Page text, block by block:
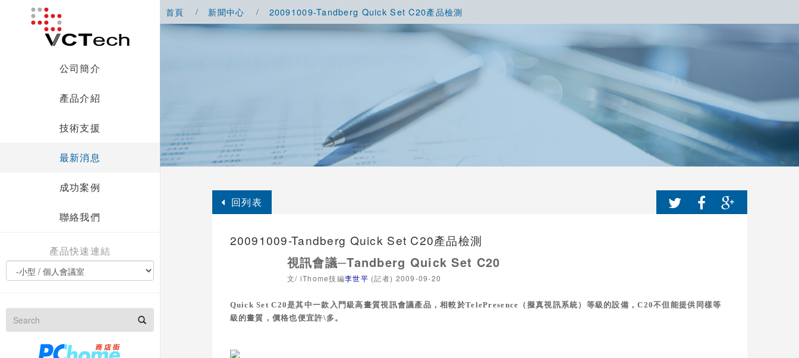
公司簡介
產品介紹
技術支援
最新消息
成功案例
聯絡我們
產品快速連結
首頁 新聞中心 20091009-Tandberg Quick Set C20產品檢測
回列表
20091009-Tandberg Quick Set C20產品檢測
視訊會議─Tandberg Quick Set C20
文/ iThome技編李世平 (記者) 2009-09-20
Quick Set C20是其中一款入門級高畫質視訊會議產品，相較於TelePresence （擬真視訊系統）等級的設備，C20不但能提供同樣等
級的畫質，價格也便宜許\多。